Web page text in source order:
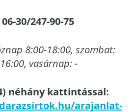
30/247-90-75
8:00-18:00, szombat:
vasárnap: -
néhány kattintással:
arajanlat-